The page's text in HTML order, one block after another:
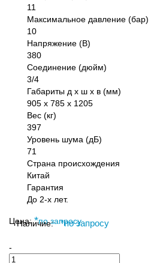
11
Максимальное давление (бар)
10
Напряжение (В)
380
Соединение (дюйм)
3/4
Габариты д х ш х в (мм)
905 х 785 х 1205
Вес (кг)
397
Уровень шума (дБ)
71
Страна происхождения
Китай
Гарантия
До 2-х лет.
Цена: *по запросу
Наличие: *по запросу
-